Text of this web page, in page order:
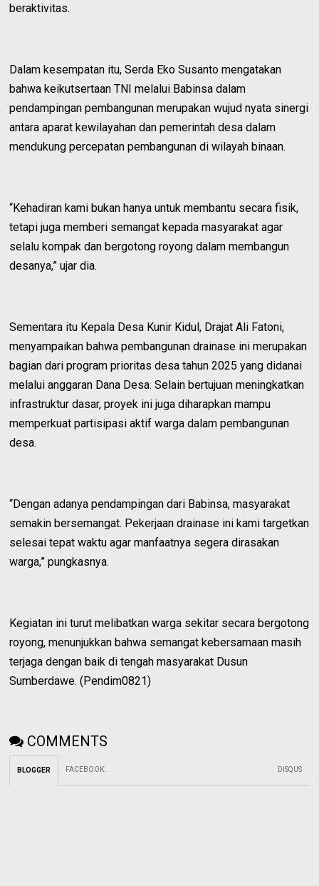
beraktivitas.
Dalam kesempatan itu, Serda Eko Susanto mengatakan
bahwa keikutsertaan TNI melalui Babinsa dalam
pendampingan pembangunan merupakan wujud nyata sinergi
antara aparat kewilayahan dan pemerintah desa dalam
mendukung percepatan pembangunan di wilayah binaan.
“Kehadiran kami bukan hanya untuk membantu secara fisik,
tetapi juga memberi semangat kepada masyarakat agar
selalu kompak dan bergotong royong dalam membangun
desanya,” ujar dia.
Sementara itu Kepala Desa Kunir Kidul, Drajat Ali Fatoni,
menyampaikan bahwa pembangunan drainase ini merupakan
bagian dari program prioritas desa tahun 2025 yang didanai
melalui anggaran Dana Desa. Selain bertujuan meningkatkan
infrastruktur dasar, proyek ini juga diharapkan mampu
memperkuat partisipasi aktif warga dalam pembangunan
desa.
“Dengan adanya pendampingan dari Babinsa, masyarakat
semakin bersemangat. Pekerjaan drainase ini kami targetkan
selesai tepat waktu agar manfaatnya segera dirasakan
warga,” pungkasnya.
Kegiatan ini turut melibatkan warga sekitar secara bergotong
royong, menunjukkan bahwa semangat kebersamaan masih
terjaga dengan baik di tengah masyarakat Dusun
Sumberdawe. (Pendim0821)
COMMENTS
BLOGGER FACEBOOK: DISQUS